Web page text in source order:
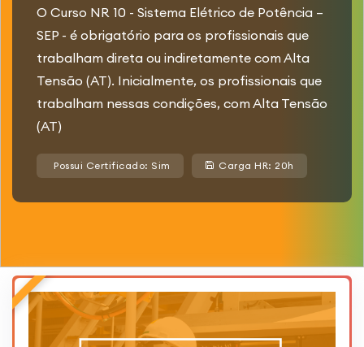
O Curso NR 10 - Sistema Elétrico de Potência –
SEP - é obrigatório para os profissionais que
trabalham direta ou indiretamente com Alta
Tensão (AT). Inicialmente, os profissionais que
trabalham nessas condições, com Alta Tensão
(AT)
Possui Certificado: Sim Carga HR: 20h